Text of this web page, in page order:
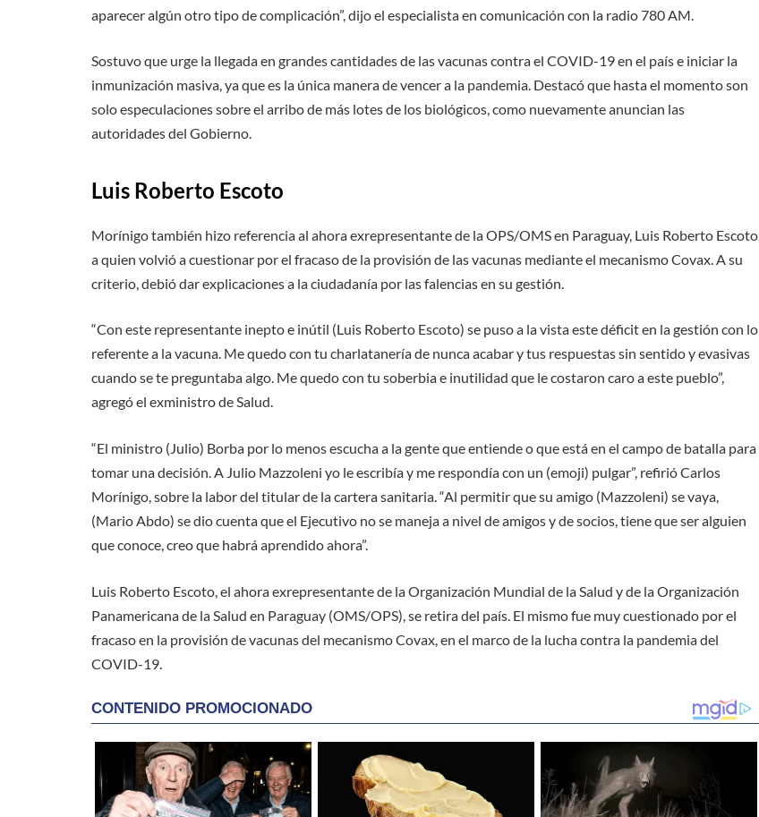
aparecer algún otro tipo de complicación”, dijo el especialista en comunicación con la radio 780 AM.
Sostuvo que urge la llegada en grandes cantidades de las vacunas contra el COVID-19 en el país e iniciar la
inmunización masiva, ya que es la única manera de vencer a la pandemia. Destacó que hasta el momento son
solo especulaciones sobre el arribo de más lotes de los biológicos, como nuevamente anuncian las
autoridades del Gobierno.
Luis Roberto Escoto
Morínigo también hizo referencia al ahora exrepresentante de la OPS/OMS en Paraguay, Luis Roberto Escoto,
a quien volvió a cuestionar por el fracaso de la provisión de las vacunas mediante el mecanismo Covax. A su
criterio, debió dar explicaciones a la ciudadanía por las falencias en su gestión.
“Con este representante inepto e inútil (Luis Roberto Escoto) se puso a la vista este déficit en la gestión con lo
referente a la vacuna. Me quedo con tu charlatanería de nunca acabar y tus respuestas sin sentido y evasivas
cuando se te preguntaba algo. Me quedo con tu soberbia e inutilidad que le costaron caro a este pueblo”,
agregó el exministro de Salud.
“El ministro (Julio) Borba por lo menos escucha a la gente que entiende o que está en el campo de batalla para
tomar una decisión. A Julio Mazzoleni yo le escribía y me respondía con un (emoji) pulgar”, refirió Carlos
Morínigo, sobre la labor del titular de la cartera sanitaria. “Al permitir que su amigo (Mazzoleni) se vaya,
(Mario Abdo) se dio cuenta que el Ejecutivo no se maneja a nivel de amigos y de socios, tiene que ser alguien
que conoce, creo que habrá aprendido ahora”.
Luis Roberto Escoto, el ahora exrepresentante de la Organización Mundial de la Salud y de la Organización
Panamericana de la Salud en Paraguay (OMS/OPS), se retira del país. El mismo fue muy cuestionado por el
fracaso en la provisión de vacunas del mecanismo Covax, en el marco de la lucha contra la pandemia del
COVID-19.